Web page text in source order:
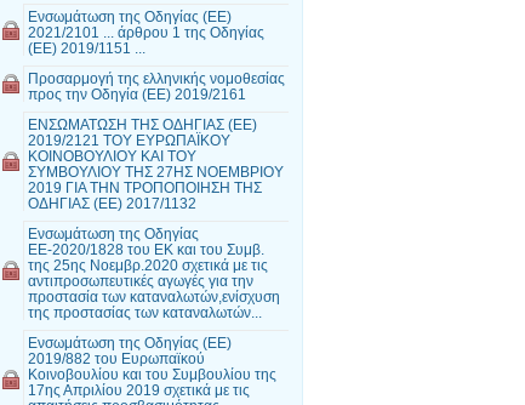
Ενσωμάτωση της Οδηγίας (ΕΕ)
2021/2101 ... άρθρου 1 της Οδηγίας
(ΕΕ) 2019/1151 ...
Προσαρμογή της ελληνικής νομοθεσίας
προς την Οδηγία (ΕΕ) 2019/2161
ΕΝΣΩΜΑΤΩΣΗ ΤΗΣ ΟΔΗΓΙΑΣ (ΕΕ)
2019/2121 ΤΟΥ ΕΥΡΩΠΑΪΚΟΥ
ΚΟΙΝΟΒΟΥΛΙΟΥ ΚΑΙ ΤΟΥ
ΣΥΜΒΟΥΛΙΟΥ ΤΗΣ 27ΗΣ ΝΟΕΜΒΡΙΟΥ
2019 ΓΙΑ ΤΗΝ ΤΡΟΠΟΠΟΙΗΣΗ ΤΗΣ
ΟΔΗΓΙΑΣ (ΕΕ) 2017/1132
Ενσωμάτωση της Οδηγίας
ΕΕ-2020/1828 του ΕΚ και του Συμβ.
της 25ης Νοεμβρ.2020 σχετικά με τις
αντιπροσωπευτικές αγωγές για την
προστασία των καταναλωτών,ενίσχυση
της προστασίας των καταναλωτών...
Ενσωμάτωση της Οδηγίας (ΕΕ)
2019/882 του Ευρωπαϊκού
Κοινοβουλίου και του Συμβουλίου της
17ης Απριλίου 2019 σχετικά με τις